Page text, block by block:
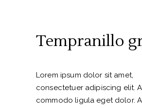
Tempranillo
Lorem ipsum dolor sit amet,
consectetuer adipiscing elit.
commodo ligula eget dolor.